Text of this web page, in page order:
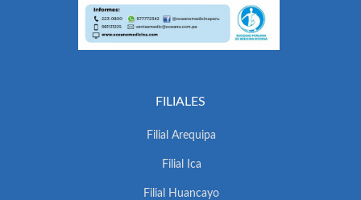
FILIALES
Filial Arequipa
Filial Ica
Filial Huancayo